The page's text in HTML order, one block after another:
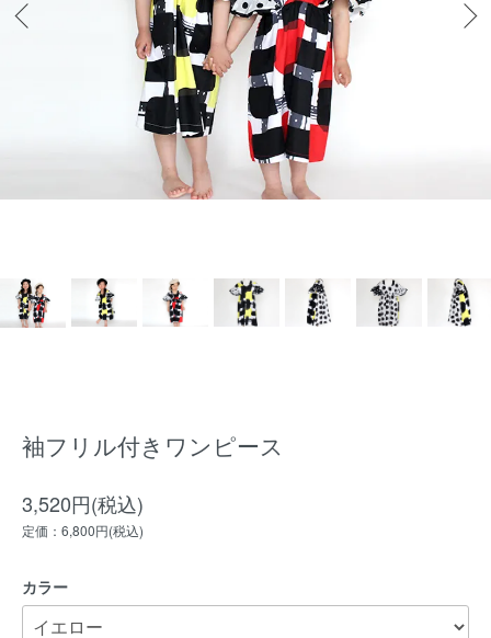
袖フリル付きワンピース
3,520円(税込)
定価：6,800円(税込)
カラー